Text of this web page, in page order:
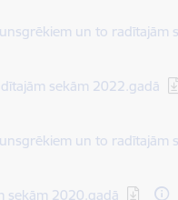
un to radītajām
sekām 2022.gadā
un to radītajām
sekām 2020.gadā